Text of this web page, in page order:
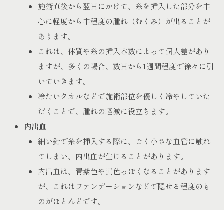
施術直後から翌日にかけて、糸を挿入した部分を中
心に軽度から中程度の腫れ（むくみ）が出ることが
あります。
これは、体質や糸の挿入本数によって個人差があり
ますが、多くの場合、数日から1週間程度で徐々に引
いていきます。
冷たいタオルなどで施術部位を優しく冷やしていた
だくことで、腫れの軽減に役立ちます。
内出血
細い針で糸を挿入する際に、ごく小さな血管に触れ
てしまい、内出血が生じることがあります。
内出血は、青紫色や黄色っぽくなることがあります
が、これはファンデーションなどで隠せる程度のも
のがほとんどです。